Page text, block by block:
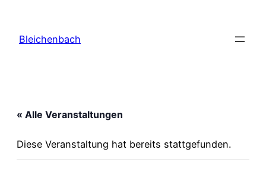
Bleichenbach
« Alle Veranstaltungen
Diese Veranstaltung hat bereits stattgefunden.